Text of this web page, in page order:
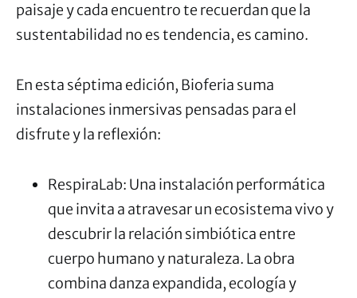
paisaje y cada encuentro te recuerdan que la
sustentabilidad no es tendencia, es camino.
En esta séptima edición, Bioferia suma
instalaciones inmersivas pensadas para el
disfrute y la reflexión:
RespiraLab: Una instalación performática
que invita a atravesar un ecosistema vivo y
descubrir la relación simbiótica entre
cuerpo humano y naturaleza. La obra
combina danza expandida, ecología y